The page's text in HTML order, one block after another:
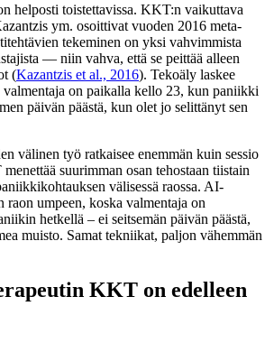
helposti toistettavissa. KKT:n vaikuttava
ym. osoittivat vuoden 2016 meta-
tekeminen on yksi vahvimmista
— niin vahva, että se peittää alleen
(Kazantzis et al., 2016). Tekoäly laskee
on paikalla kello 23, kun paniikki
päivän päästä, kun olet jo selittänyt sen
välinen työ ratkaisee enemmän kuin sessio
suurimman osan tehostaan tiistain
välisessä raossa. AI-
raon umpeen, koska valmentaja on
hetkellä – ei seitsemän päivän päästä,
muisto. Samat tekniikat, paljon vähemmän
KKT on edelleen